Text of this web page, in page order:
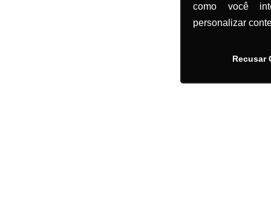
como você
personalizar
Recusar